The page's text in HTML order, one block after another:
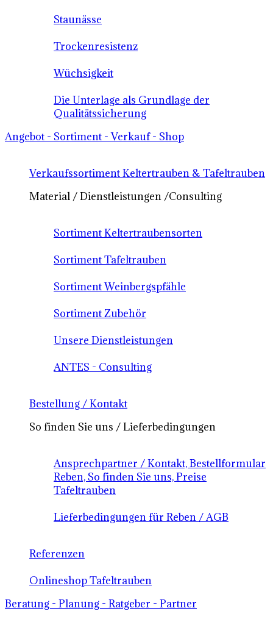
Staunässe
Trockenresistenz
Wüchsigkeit
Die Unterlage als Grundlage der
Qualitätssicherung
Angebot - Sortiment - Verkauf - Shop
Verkaufssortiment Keltertrauben & Tafeltrauben
Material / Dienstleistungen /Consulting
Sortiment Keltertraubensorten
Sortiment Tafeltrauben
Sortiment Weinbergspfähle
Sortiment Zubehör
Unsere Dienstleistungen
ANTES - Consulting
Bestellung / Kontakt
So finden Sie uns / Lieferbedingungen
Ansprechpartner / Kontakt, Bestellformular
Reben, So finden Sie uns, Preise
Tafeltrauben
Lieferbedingungen für Reben / AGB
Referenzen
Onlineshop Tafeltrauben
Beratung - Planung - Ratgeber - Partner